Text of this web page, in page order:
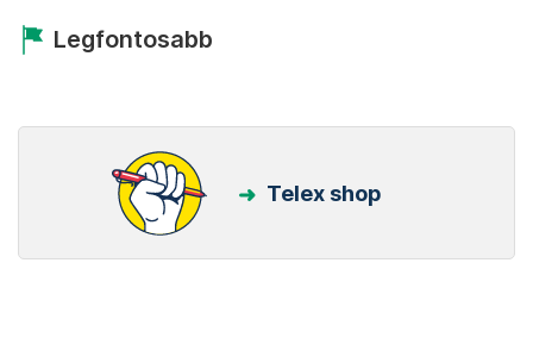
Legfontosabb
Telex shop